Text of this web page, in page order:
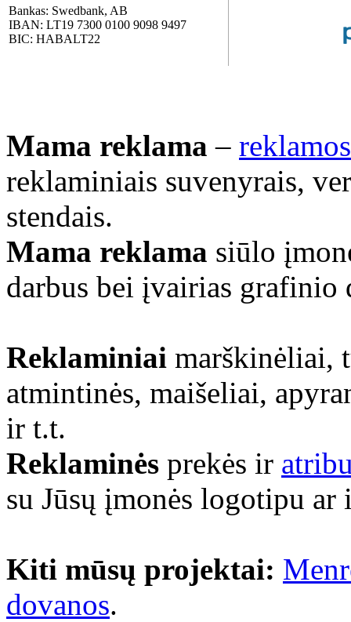
Bankas: Swedbank, AB
IBAN: LT19 7300 0100 9098 9497
BIC: HABALT22
Mama reklama –
reklaminiais suvenyrais,
stendais.
Mama reklama siūlo
darbus bei įvairias grafinio
Reklaminiai marškinėliai,
atmintinės, maišeliai,
ir t.t.
Reklaminės prekės ir
su Jūsų įmonės logotipu
Kiti mūsų projektai:
dovanos.